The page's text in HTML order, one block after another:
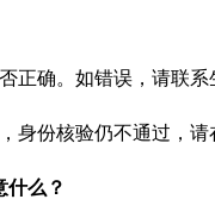
正确。如错误，请联
身份核验仍不通过，
什么？